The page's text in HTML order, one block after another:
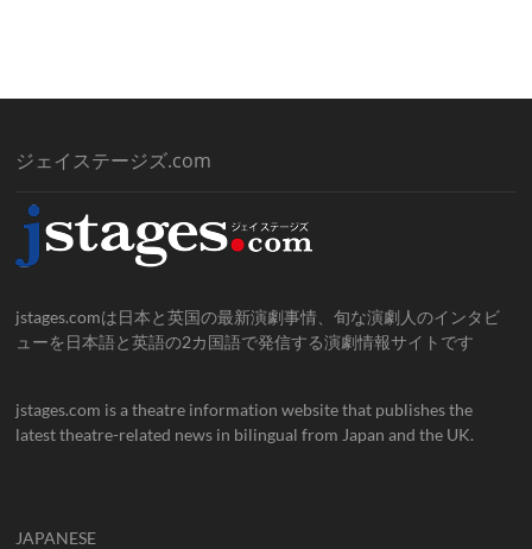
ジェイステージズ.com
jstages.comは日本と英国の最新演劇事情、旬な演劇人のインタビ
ューを日本語と英語の2カ国語で発信する演劇情報サイトです
jstages.com is a theatre information website that publishes the
latest theatre-related news in bilingual from Japan and the UK.
JAPANESE